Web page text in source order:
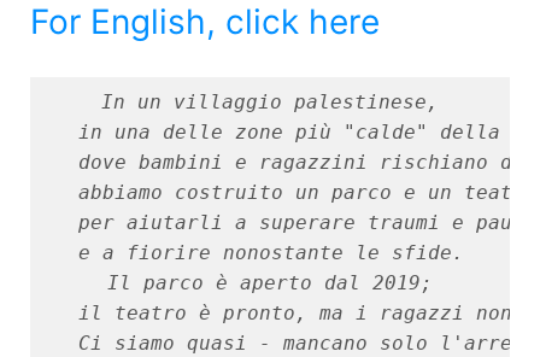
For English, click here
In un villaggio palestinese,
in una delle zone più "calde" della
dove bambini e ragazzini rischiano
abbiamo costruito un parco e un teatro
per aiutarli a superare traumi e paure
e a fiorire nonostante le sfide.
Il parco è aperto dal 2019;
il teatro è pronto, ma i ragazzi non
Ci siamo quasi - mancano solo